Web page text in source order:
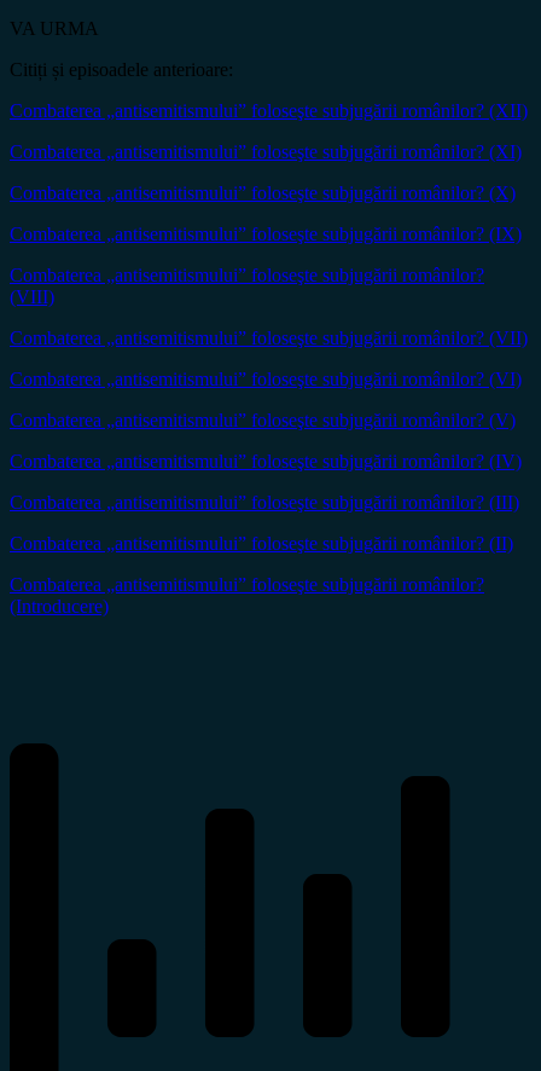
VA URMA
Citiți și episoadele anterioare:
Combaterea „antisemitismului” foloseşte subjugării românilor? (XII)
Combaterea „antisemitismului” foloseşte subjugării românilor? (XI)
Combaterea „antisemitismului” foloseşte subjugării românilor? (X)
Combaterea „antisemitismului” foloseşte subjugării românilor? (IX)
Combaterea „antisemitismului” foloseşte subjugării românilor?
(VIII)
Combaterea „antisemitismului” foloseşte subjugării românilor? (VII)
Combaterea „antisemitismului” foloseşte subjugării românilor? (VI)
Combaterea „antisemitismului” foloseşte subjugării românilor? (V)
Combaterea „antisemitismului” foloseşte subjugării românilor? (IV)
Combaterea „antisemitismului” foloseşte subjugării românilor? (III)
Combaterea „antisemitismului” foloseşte subjugării românilor? (II)
Combaterea „antisemitismului” foloseşte subjugării românilor?
(Introducere)